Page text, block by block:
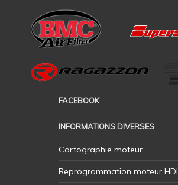
FACEBOOK
INFORMATIONS DIVERSES
Cartographie moteur
Reprogrammation moteur HDI